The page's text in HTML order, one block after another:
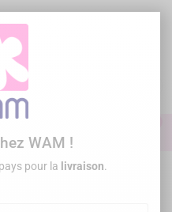
WAM !
pour la livraison.